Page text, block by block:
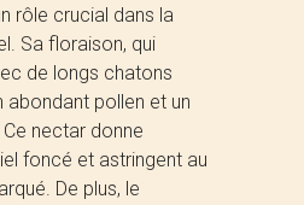
rôle crucial dans la
Sa floraison, qui
de longs chatons
abondant pollen et un
nectar donne
foncé et astringent au
De plus, le